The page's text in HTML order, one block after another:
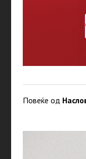
Повеќе од